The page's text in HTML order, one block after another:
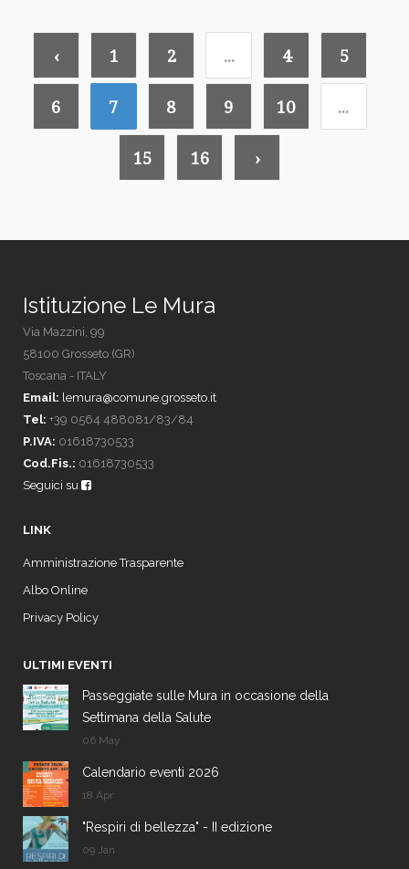
‹ 1 2 ... 4 5
6 7 8 9 10 ...
15 16 ›
Istituzione Le Mura
Via Mazzini, 99
58100 Grosseto (GR)
Toscana - ITALY
Email: lemura@comune.grosseto.it
Tel: +39 0564 488081/83/84
P.IVA: 01618730533
Cod.Fis.: 01618730533
Seguici su
LINK
Amministrazione Trasparente
Albo Online
Privacy Policy
ULTIMI EVENTI
Passeggiate sulle Mura in occasione della
Settimana della Salute
06 May
Calendario eventi 2026
18 Apr
"Respiri di bellezza" - II edizione
09 Jan